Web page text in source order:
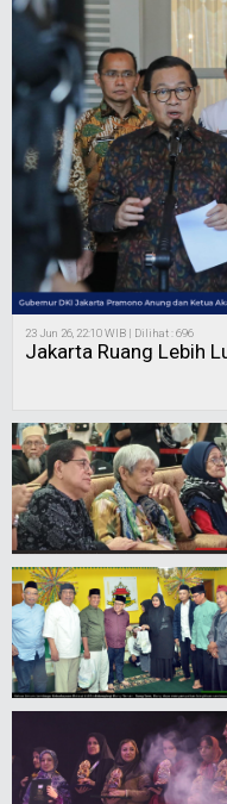
23 Jun 26, 22:10 WIB | Dilihat : 696
Jakarta Ruang Lebih